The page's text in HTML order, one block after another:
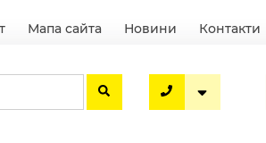
Мапа сайта Новини Контакти